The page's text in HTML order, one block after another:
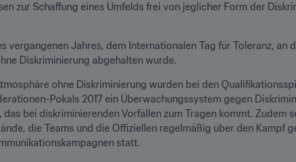
zur Schaffung eines Umfelds frei von jeglicher Form der
vergangenen Jahres, dem Internationalen Tag für Toleranz, an
Diskriminierung abgehalten wurde.
ohne Diskriminierung wurden bei den
Pokals 2017 ein Überwachungssystem gegen
bei diskriminierenden Vorfällen zum Tragen kommt. Zudem
die Teams und die Offiziellen regelmäßig über den Kampf
statt.